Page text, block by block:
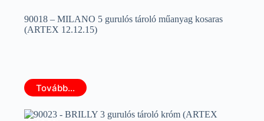
90018 – MILANO 5 gurulós tároló műanyag kosaras
(ARTEX 12.12.15)
Tovább...